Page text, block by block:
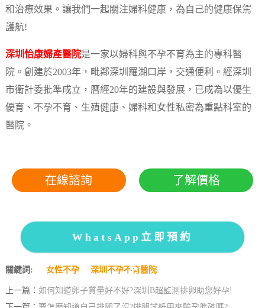
和治療效果。讓我們一起關注婦科健康，為自己的健康保駕
護航!
深圳怡康婦產醫院是一家以婦科與不孕不育為主的專科醫
院。創建於2003年，毗鄰深圳羅湖口岸，交通便利。經深圳
市衛計委批準成立，曆經20年的建設與發展，已成為以優生
優育、不孕不育、生殖健康、婦科和女性私密為重點科室的
醫院。
在線諮詢 了解價格
WhatsApp立即預約
關鍵詞: 女性不孕 深圳不孕不育醫院
上一篇： 如何知道卵子質量好不好?深圳B超監測排卵助您好孕!